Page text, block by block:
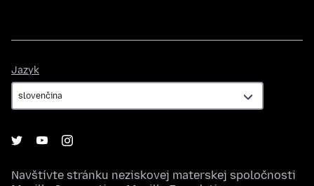
Jazyk
Navštívte stránku neziskovej materskej spoločnosti